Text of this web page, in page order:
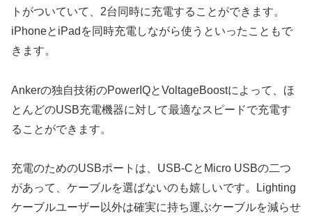
トがついていて、2台同時に充電することができます。
iPhoneとiPadを同時充電しながら使うといったこともで
きます。
Ankerの独自技術のPowerIQとVoltageBoostによって、ほ
とんどのUSB充電機器に対して最適なスピードで充電す
ることができます。
充電のためのUSBポートは、USB-CとMicro USBの二つ
があって、ケーブルを選ばないのも嬉しいです。Lighting
ケーブルユーザー以外は確実に持ち運ぶケーブルを減らせ